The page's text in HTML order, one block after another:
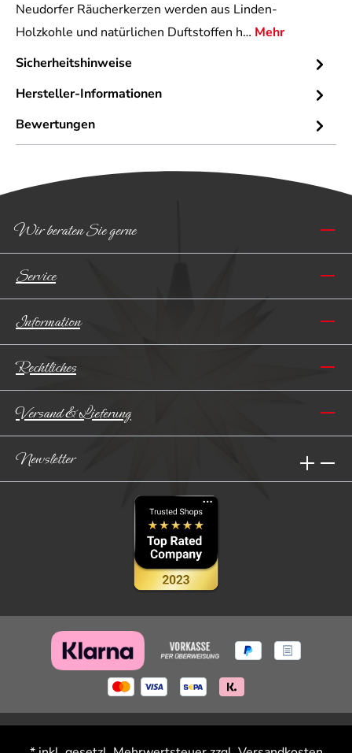
Neudorfer Räucherkerzen werden aus Linden-
Holzkohle und natürlichen Duftstoffen h… Mehr
Sicherheitshinweise
Hersteller-Informationen
Bewertungen
Wir beraten Sie gerne
Service
Information
Rechtliches
Versand & Lieferung
Newsletter